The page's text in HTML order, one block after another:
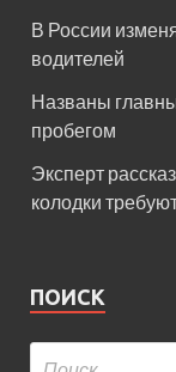
В России
водителей
Названы
пробегом
Эксперт
колодки
ПОИСК